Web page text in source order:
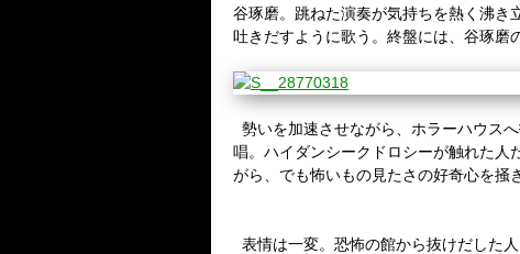
谷琢磨。跳ねた演奏が気持ちを熱く沸き
吐きだすように歌う。終盤には、谷琢磨
勢いを加速させながら、ホラーハウス
唱。ハイダンシークドロシーが触れた人
がら、でも怖いもの見たさの好奇心を掻
表情は一変。恐怖の館から抜けだした